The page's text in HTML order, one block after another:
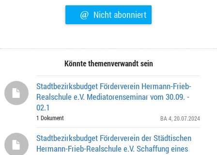
@ Nicht abonniert
Könnte themenverwandt sein
Stadtbezirksbudget Förderverein Hermann-Frieb-
Realschule e.V. Mediatorenseminar vom 30.09. -
02.1
1 Dokument BA 4 , 20.07.2024
Stadtbezirksbudget Förderverein der Städtischen
Hermann-Frieb-Realschule e.V. Schaffung eines